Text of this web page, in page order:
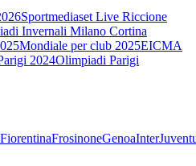
Sportmediaset Live Riccione
Invernali Milano Cortina
Mondiale per club 2025EICMA
2024Olimpiadi Parigi
FiorentinaFrosinoneGenoaInter